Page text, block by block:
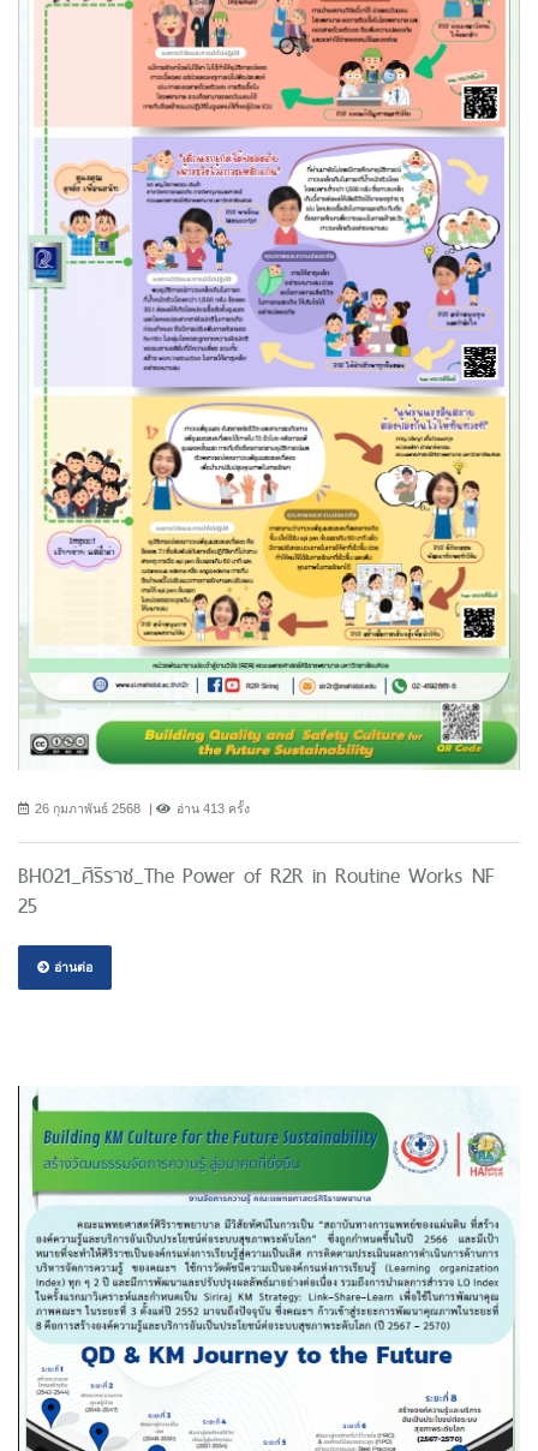
26 กุมภาพันธ์ 2568 อ่าน 413 ครั้ง
BH021_ศิริราช_The Power of R2R in Routine Works NF
25
อ่านต่อ